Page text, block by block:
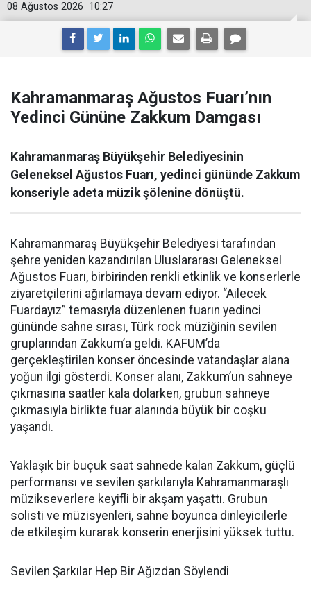
10:27
08 Ağustos 2026
Kahramanmaraş Ağustos Fuarı’nın
Yedinci Gününe Zakkum Damgası
Kahramanmaraş Büyükşehir Belediyesinin
Geleneksel Ağustos Fuarı, yedinci gününde Zakkum
konseriyle adeta müzik şölenine dönüştü.
Kahramanmaraş Büyükşehir Belediyesi tarafından
şehre yeniden kazandırılan Uluslararası Geleneksel
Ağustos Fuarı, birbirinden renkli etkinlik ve konserlerle
ziyaretçilerini ağırlamaya devam ediyor. “Ailecek
Fuardayız” temasıyla düzenlenen fuarın yedinci
gününde sahne sırası, Türk rock müziğinin sevilen
gruplarından Zakkum’a geldi. KAFUM’da
gerçekleştirilen konser öncesinde vatandaşlar alana
yoğun ilgi gösterdi. Konser alanı, Zakkum’un sahneye
çıkmasına saatler kala dolarken, grubun sahneye
çıkmasıyla birlikte fuar alanında büyük bir coşku
yaşandı.
Yaklaşık bir buçuk saat sahnede kalan Zakkum, güçlü
performansı ve sevilen şarkılarıyla Kahramanmaraşlı
müzikseverlere keyifli bir akşam yaşattı. Grubun
solisti ve müzisyenleri, sahne boyunca dinleyicilerle
de etkileşim kurarak konserin enerjisini yüksek tuttu.
Sevilen Şarkılar Hep Bir Ağızdan Söylendi